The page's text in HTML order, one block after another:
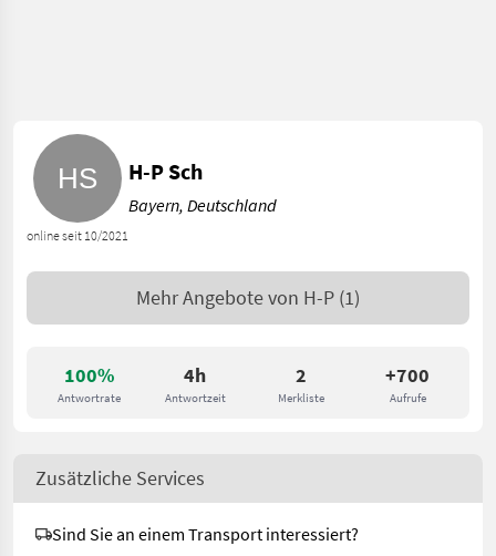
100%
Antwortrate
4h
Antwortzeit
2
Merkliste
+700
Aufrufe
online seit 10/2021
H-P Sch
Bayern, Deutschland
Mehr Angebote von H-P (1)
Zusätzliche Services
Sind Sie an einem Transport interessiert?